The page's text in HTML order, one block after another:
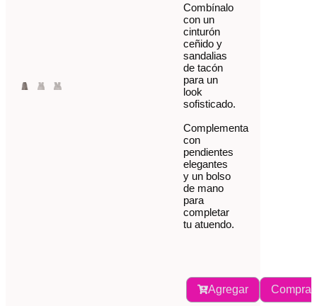
Combínalo
con un
cinturón
ceñido y
sandalias
de tacón
para un
look
sofisticado.
Complementa
con
pendientes
elegantes
y un bolso
de mano
para
completar
tu atuendo.
Agregar Comprar